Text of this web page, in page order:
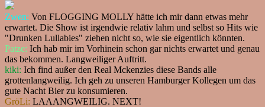
Zwen: Von FLOGGING MOLLY hätte ich mir dann etwas mehr
erwartet. Die Show ist irgendwie relativ lahm und selbst so Hits wie
"Drunken Lullabies" ziehen nicht so, wie sie eigentlich könnten.
Patze: Ich hab mir im Vorhinein schon gar nichts erwartet und genau
das bekommen. Langweiliger Auftritt.
kiki: Ich find außer den Real Mckenzies diese Bands alle
grottenlangweilig. Ich geh zu unseren Hamburger Kollegen um das
gute Nacht Bier zu konsumieren.
GröLi: LAAANGWEILIG. NEXT!